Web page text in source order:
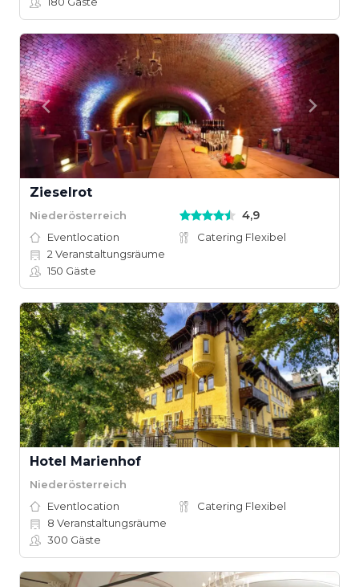
Zieselrot
Niederösterreich 4,9
Eventlocation
Catering Flexibel
2 Veranstaltungsräume
150 Gäste
Hotel Marienhof
Niederösterreich
Eventlocation
Catering Flexibel
8 Veranstaltungsräume
300 Gäste